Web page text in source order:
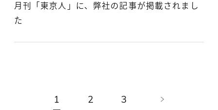
月刊「東京人」に、弊社の記事が掲載されまし
た
1 2
3